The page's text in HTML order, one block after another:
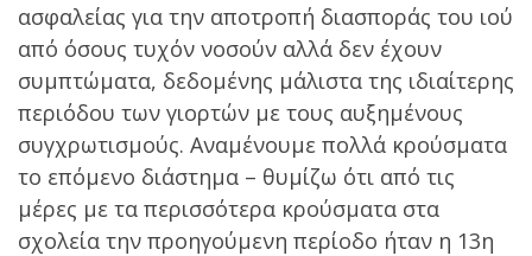
ασφαλείας για την αποτροπή διασποράς του ιού
από όσους τυχόν νοσούν αλλά δεν έχουν
συμπτώματα, δεδομένης μάλιστα της ιδιαίτερης
περιόδου των γιορτών με τους αυξημένους
συγχρωτισμούς. Αναμένουμε πολλά κρούσματα
το επόμενο διάστημα – θυμίζω ότι από τις
μέρες με τα περισσότερα κρούσματα στα
σχολεία την προηγούμενη περίοδο ήταν η 13η